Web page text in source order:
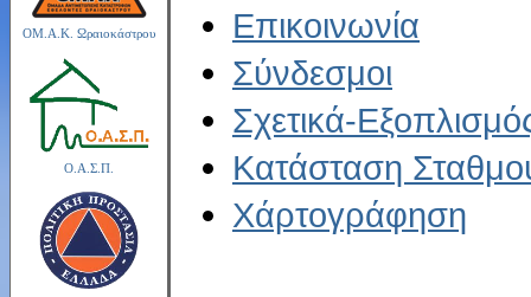
ΟΜ.Α.Κ. Ωραιοκάστρου
Ο.Α.Σ.Π.
Επικοινωνία
Σύνδεσμοι
Σχετικά-
Κατάσταση
Χάρτoγράφηση